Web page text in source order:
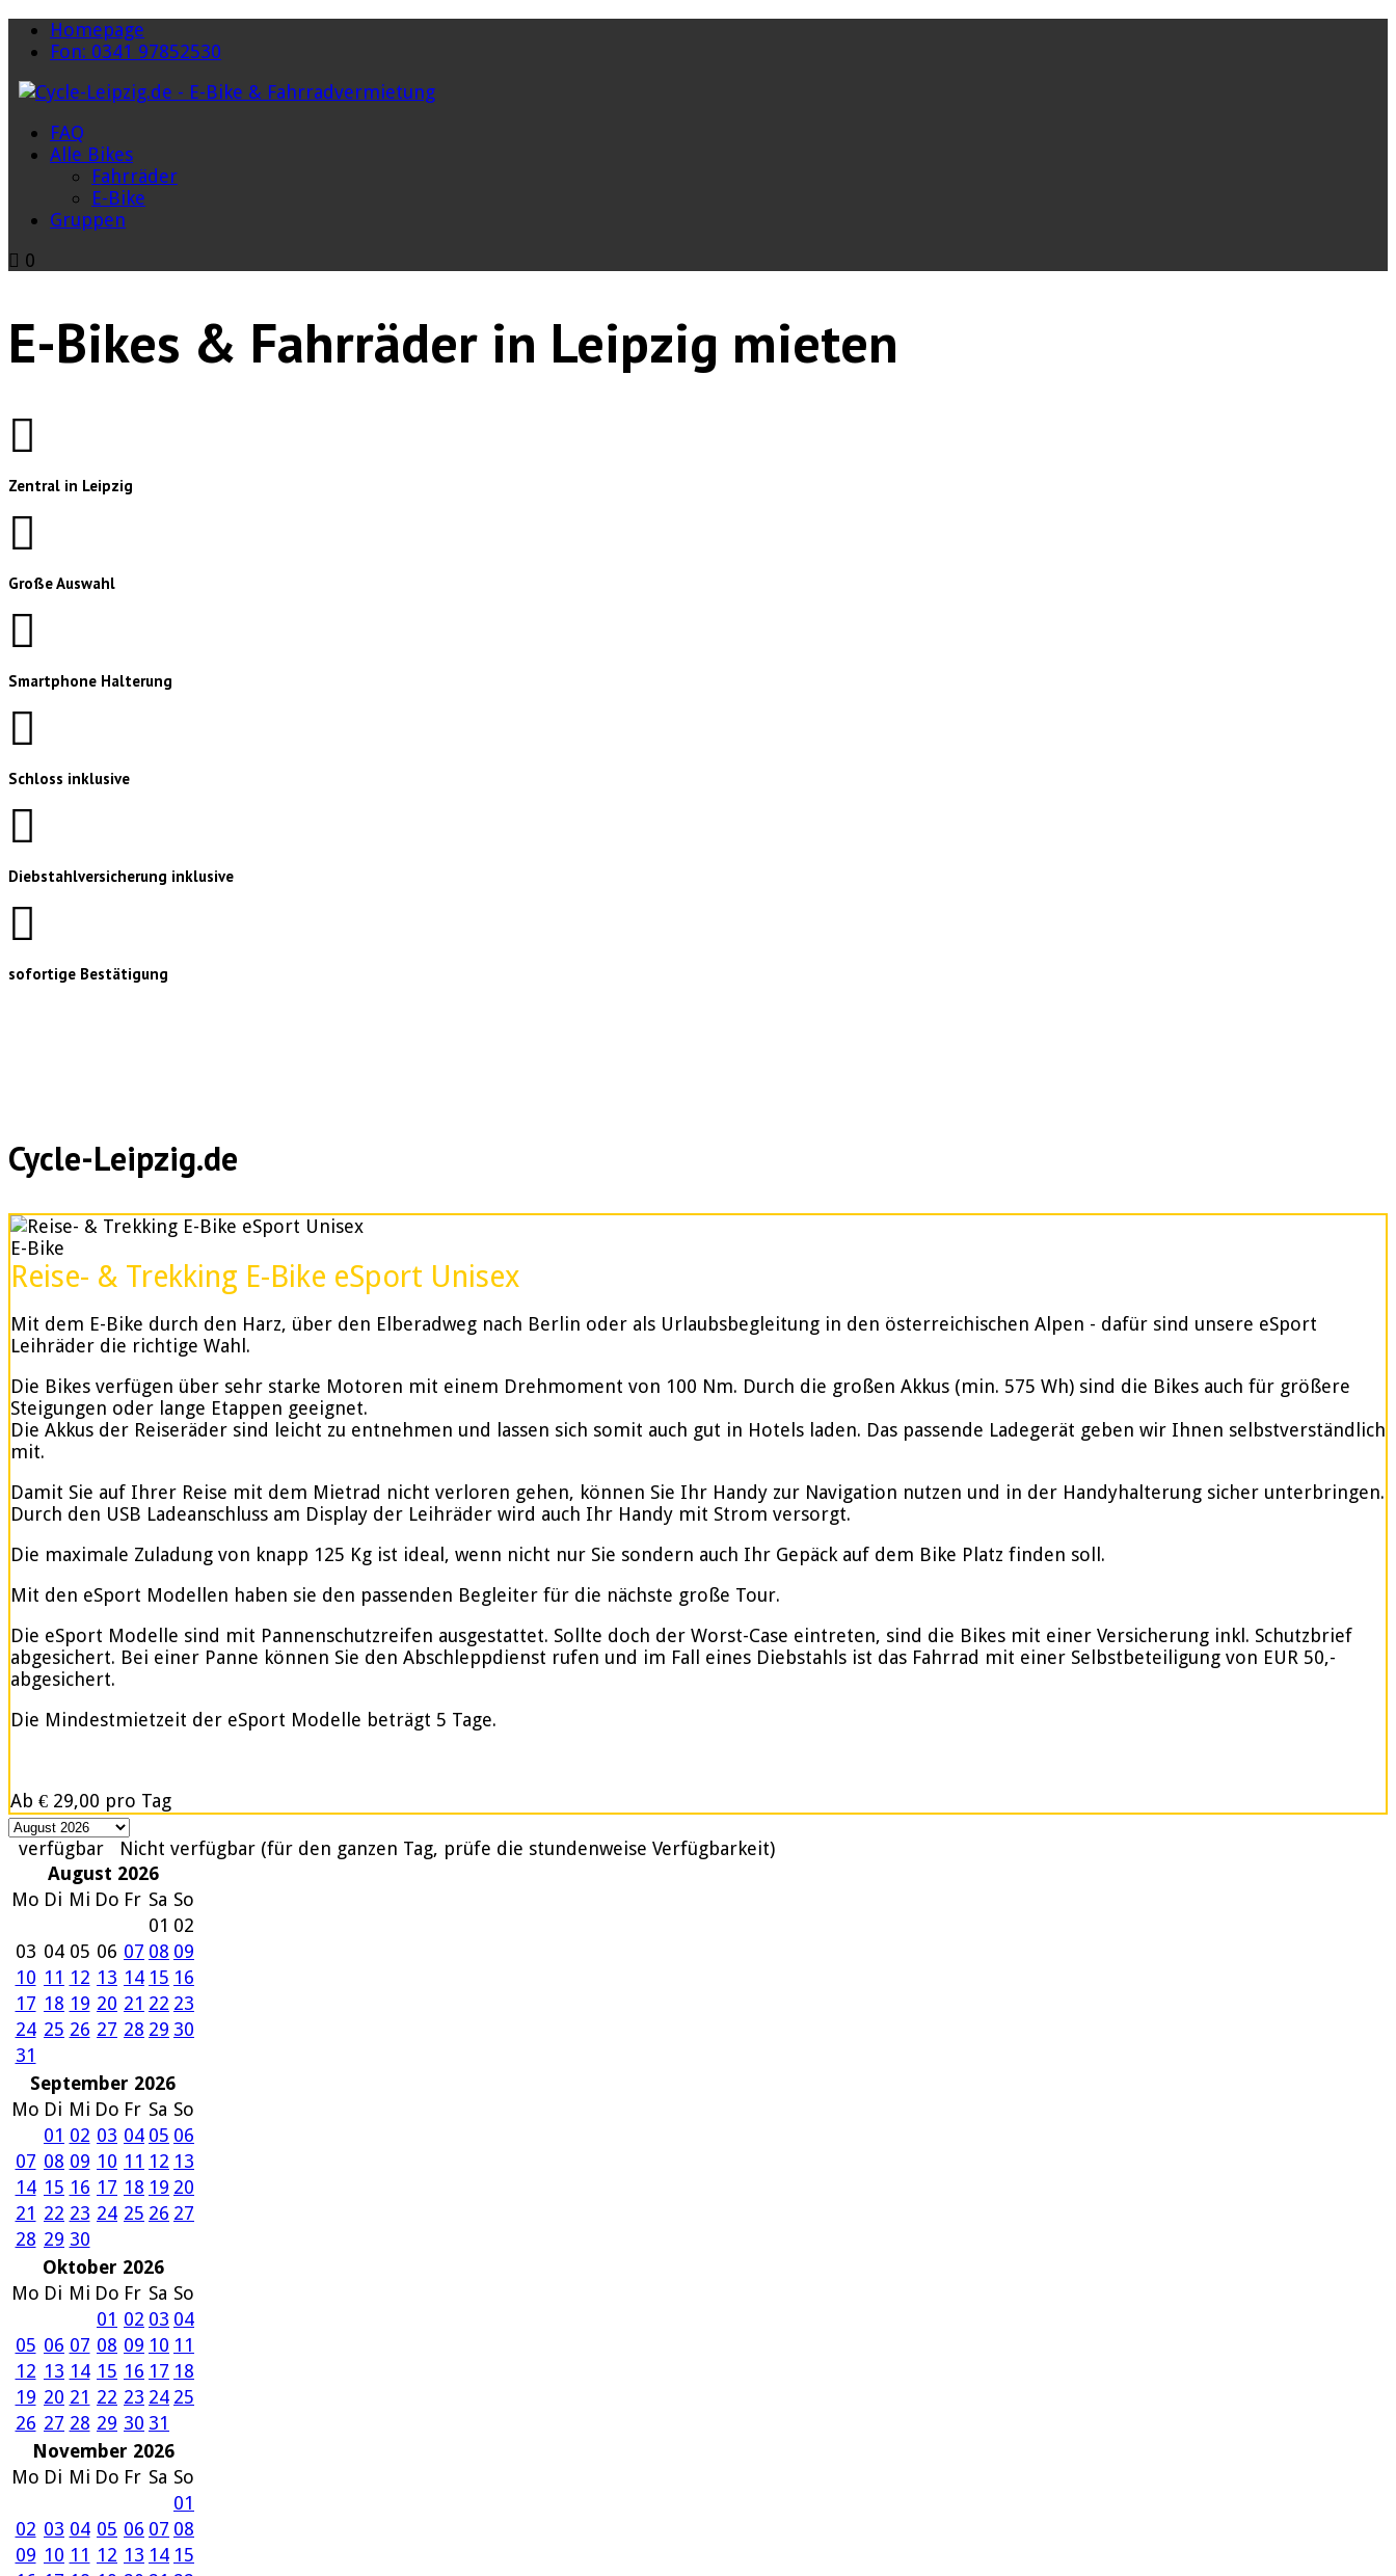
Homepage
Fon: 0341 97852530
FAQ
Alle Bikes
Fahrräder
E-Bike
Gruppen
0
E-Bikes & Fahrräder in Leipzig mieten
Zentral in Leipzig
Große Auswahl
Smartphone Halterung
Schloss inklusive
Diebstahlversicherung inklusive
sofortige Bestätigung
Cycle-Leipzig.de
E-Bike
Reise- & Trekking E-Bike eSport Unisex
Mit dem E-Bike durch den Harz, über den Elberadweg nach Berlin oder als Urlaubsbegleitung in den österreichischen Alpen - dafür sind unsere eSport
Leihräder die richtige Wahl.
Die Bikes verfügen über sehr starke Motoren mit einem Drehmoment von 100 Nm. Durch die großen Akkus (min. 575 Wh) sind die Bikes auch für größere
Steigungen oder lange Etappen geeignet.
Die Akkus der Reiseräder sind leicht zu entnehmen und lassen sich somit auch gut in Hotels laden. Das passende Ladegerät geben wir Ihnen selbstverständlich
mit.
Damit Sie auf Ihrer Reise mit dem Mietrad nicht verloren gehen, können Sie Ihr Handy zur Navigation nutzen und in der Handyhalterung sicher unterbringen.
Durch den USB Ladeanschluss am Display der Leihräder wird auch Ihr Handy mit Strom versorgt.
Die maximale Zuladung von knapp 125 Kg ist ideal, wenn nicht nur Sie sondern auch Ihr Gepäck auf dem Bike Platz finden soll.
Mit den eSport Modellen haben sie den passenden Begleiter für die nächste große Tour.
Die eSport Modelle sind mit Pannenschutzreifen ausgestattet. Sollte doch der Worst-Case eintreten, sind die Bikes mit einer Versicherung inkl. Schutzbrief
abgesichert. Bei einer Panne können Sie den Abschleppdienst rufen und im Fall eines Diebstahls ist das Fahrrad mit einer Selbstbeteiligung von EUR 50,-
abgesichert.
Die Mindestmietzeit der eSport Modelle beträgt 5 Tage.
Ab € 29,00 pro Tag
verfügbar
Nicht verfügbar (für den ganzen Tag, prüfe die stundenweise Verfügbarkeit)
August 2026
Mo Di Mi Do Fr Sa So
01 02
03 04 05 06 07 08 09
10 11 12 13 14 15 16
17 18 19 20 21 22 23
24 25 26 27 28 29 30
31
September 2026
Mo Di Mi Do Fr Sa So
01 02 03 04 05 06
07 08 09 10 11 12 13
14 15 16 17 18 19 20
21 22 23 24 25 26 27
28 29 30
Oktober 2026
Mo Di Mi Do Fr Sa So
01 02 03 04
05 06 07 08 09 10 11
12 13 14 15 16 17 18
19 20 21 22 23 24 25
26 27 28 29 30 31
November 2026
Mo Di Mi Do Fr Sa So
01
02 03 04 05 06 07 08
09 10 11 12 13 14 15